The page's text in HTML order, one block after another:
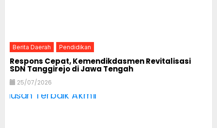
Berita Daerah Pendidikan
Respons Cepat, Kemendikdasmen Revitalisasi
SDN Tanggirejo di Jawa Tengah
25/07/2026